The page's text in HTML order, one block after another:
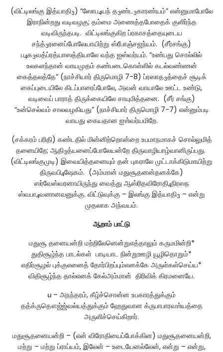
(விட்டிலங்கு இத்யாதி3) “ஸோப4யந் த3ண்ட3காரண்யம்” என்னுமாபோலே
இராநின்றது வடிவழகு; தம்மை அணைத்தபோதைக் குளிர்ந்த
வடிவிருந்தபடி. விட்டிலங்குகிற ப்ரகாசத்தையுடைய
சந்த்3ரனைப்போலேயாயிற்று ஸ்ரீபாஞ்சஜந்யம். (சீர்சங்கு)
ப4க3வத்ப்ரத்யாஸத்தியாலே வந்த ஐஸ்வர்யம். “உண்பது சொல்லில்
உலகளந்தான் வாயமுதம் கண்படைகொள்ளில் கடல்வண்ணன்
கைத்தலத்தே” (நாச்சியார் திருமொழி 7-8) ப்ரஸாத3த்தைச் சூடிக்
கைப்புடையிலே கிடப்பாரைப்போலே, அவன் வாயாலே ஊட்ட உண்டு,
வடிவைப் பாராத் திருக்கையிலே சாயுமித்தனை. (சீர் சங்கு)
“உன்செல்வம் சாலவழகியது” (நாச்சியார் திருமொழி 7-7) என்னும்படி
வாயது கையதான ஐஶ்வர்யமிறே.
(சக்கரம் பரிதி) கண்டதில் மின்னிற்றொன்றை உபமாநமாகச் சொல்லுமித்
தனையிறே; ஆதி3த்யனைப்போலேயன்றே திருவாழியாழ்வானிருப்பது.
(விட்டிலங்குமுடி) இவையித்தனையும் தன் புகராலே முட்டாக்கிடுமாயிற்று
திருவபி4ஷேகம். (அம்மான் மதுசூதனன்தனக்கே)
ஸர்வேஸ்வரனாயிருந்து வைத்து ஆஸ்ரிதவிரோதி4நிரஸந
ஸ்வபா4வனானவனுக்கு. விட்டுவுக்கு – இலங்கு இத்யாதி3 – என்று
முதலாக அந்வயம்.
ஆறாம் பாட்டு
மதுசூ தனையன்றி மற்றிலேனென்றுஎத்தாலும் கருமமின்றி*
துதிசூழ்ந்த பாடல்கள் பாடியாட நின்றுஊழி யூழிதொறும்*
எதிர்சூழல் புக்குஎனைத் தோர்பிறப்பும்எனக்கே அருள்கள்செய்ய*
விதிசூழ்ந்த தால்எனக் கேல்அம்மான் திரிவிக் கிரமனையே.
ப– அநந்தரம், கீழ்ச்சொன்ன உபகாரத்துக்கும்
தத்க்ருதௌஜ்ஜ்வல்யத்துக்கும் ஹேதுவான க்ருபாபாரவஶ்யத்தை
அருளிச்செய்கிறார்.
மதுசூதனையன்றி – (என் விரோதியைப்போக்கின) மதுசூதனையன்றி,
மற்று – மற்று ப்ராப்யம், இலேன் – உடையேனல்லேன், என்று – என்று,